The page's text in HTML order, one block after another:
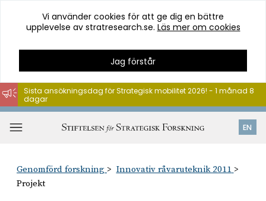
Hoppa
till
innehåll
Vi använder cookies för att ge dig en bättre
upplevelse av stratresearch.se. Läs mer om cookies
Jag förstår
EN
Sista ansökningsdag för Strategisk mobilitet 2026! - 1 månad 8
dagar
Genomförd forskning
Innovativ råvaruteknik 2011
Projekt